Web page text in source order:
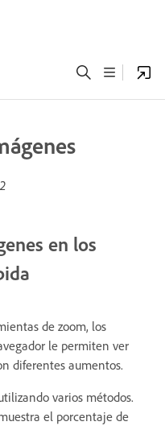
en los
de zoom, los
le permiten ver
diferentes aumentos.
varios métodos.
el porcentaje de